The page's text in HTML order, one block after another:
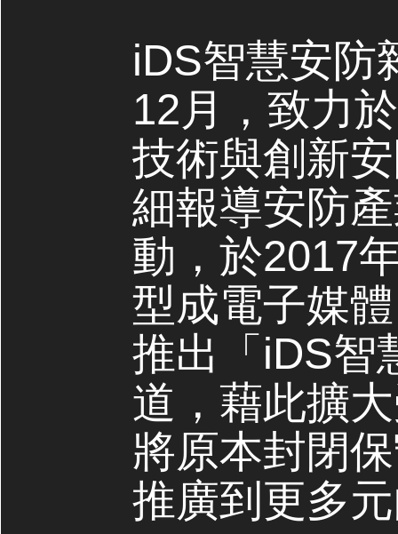
iDS智慧安防
12月，致力
技術與創新
細報導安防
動，於2017
型成電子媒
推出「iDS智
道，藉此擴
將原本封閉
推廣到更多